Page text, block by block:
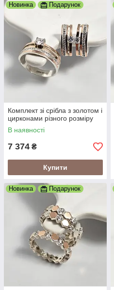
Новинка Подарунок
Комплект зі срібла з золотом і
цирконами різного розміру
В наявності
7 374 ₴
Купити
Новинка Подарунок